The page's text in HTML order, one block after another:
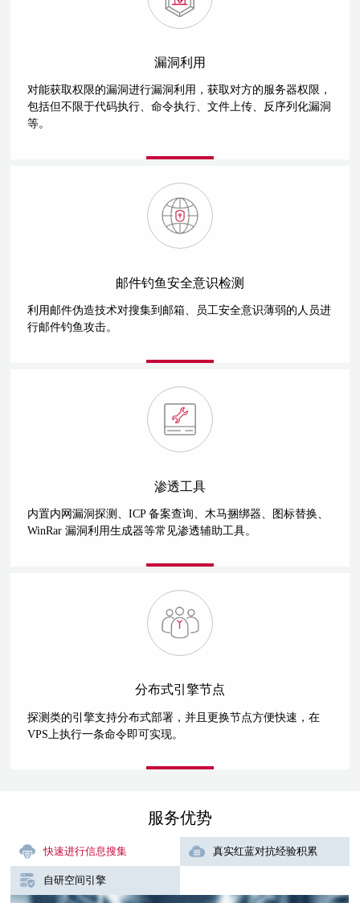
漏洞利用
对能获取权限的漏洞进行漏洞利用，获取对方的服务器权限，
包括但不限于代码执行、命令执行、文件上传、反序列化漏洞
等。
邮件钓鱼安全意识检测
利用邮件伪造技术对搜集到邮箱、员工安全意识薄弱的人员进
行邮件钓鱼攻击。
渗透工具
内置内网漏洞探测、ICP 备案查询、木马捆绑器、图标替换、
WinRar 漏洞利用生成器等常见渗透辅助工具。
分布式引擎节点
探测类的引擎支持分布式部署，并且更换节点方便快速，在
VPS上执行一条命令即可实现。
服务优势
快速进行信息搜集 真实红蓝对抗经验积累
自研空间引擎